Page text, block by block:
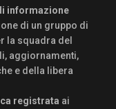
informazione
di un gruppo di
la squadra del
aggiornamenti,
e della libera
registrata ai